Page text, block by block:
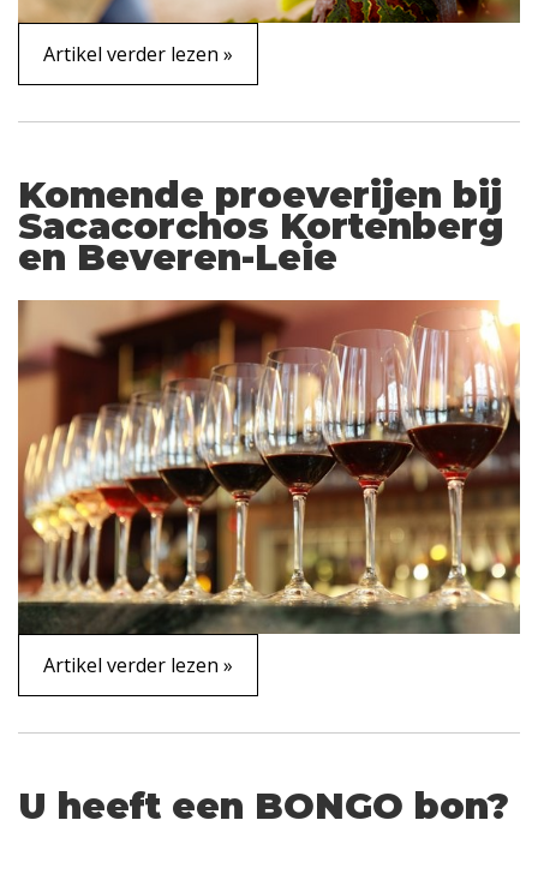
Artikel verder lezen »
Komende proeverijen bij
Sacacorchos Kortenberg
en Beveren-Leie
Artikel verder lezen »
U heeft een BONGO bon?